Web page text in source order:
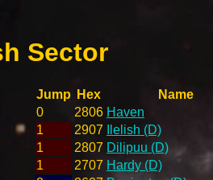
Sector
Jump Hex Name
0
2806 Haven
1
2907 Ilelish (D)
1
2807 Dilipuu (D)
1
2707 Hardy (D)